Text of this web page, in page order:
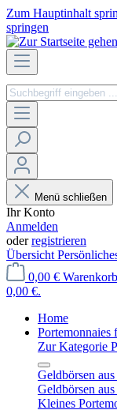
Zum Hauptinhalt
springen
Menü schließen
Ihr Konto
Anmelden
oderregistrieren
Übersicht
0,00 €
0,00 €.
Home
Portemonnaies
Zur Kategorie
Geldbörsen
Geldbörsen
Kleines